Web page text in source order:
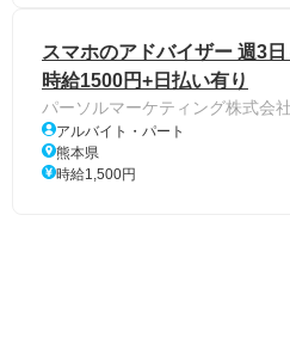
スマホのアドバイザー 週3
時給1500円+日払い有り
パーソルマーケティング株式会社
アルバイト・パート
熊本県
時給1,500円